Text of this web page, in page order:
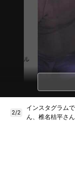
2/2
インスタグラム
ん、椎名桔平さ